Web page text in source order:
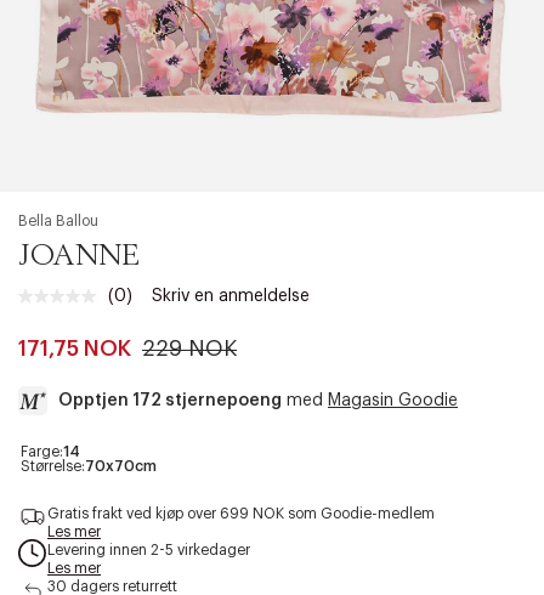
Bella Ballou
JOANNE
Ingen
Samme
(0) Skriv en anmeldelse
171,75 NOK 229 NOK
Opptjen 172 stjernepoeng med Magasin Goodie
a
c
e
s
s
Farge:14
Størrelse:70x70cm
Gratis frakt ved kjøp over 699 NOK som Goodie-medlem
Les mer
Levering innen 2-5 virkedager
Les mer
30 dagers returrett